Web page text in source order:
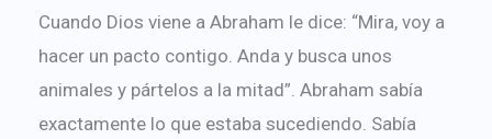
Cuando Dios viene a Abraham le dice: “Mira, voy a
hacer un pacto contigo. Anda y busca unos
animales y pártelos a la mitad”. Abraham sabía
exactamente lo que estaba sucediendo. Sabía